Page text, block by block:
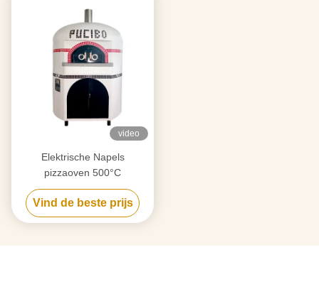
video
Elektrische Napels
pizzaoven 500°C
Vind de beste prijs